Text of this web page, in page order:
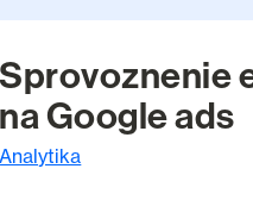
Sprovoznenie
na Google ads
Analytika